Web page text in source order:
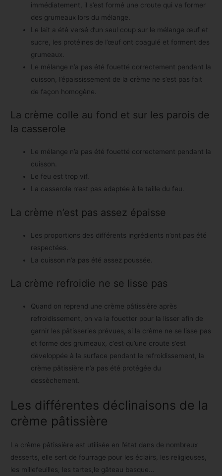
immédiatement, il s’est formé une croute qui va former
des grumeaux lors du mélange.
Le lait a été versé d’un seul coup sur le mélange œuf et
sucre, les protéines de l’œuf ont coagulé et forment des
grumeaux.
Le mélange n’a pas été fouetté correctement pendant la
cuisson, l’épaississement de la crème ne s’est pas fait
de façon homogène.
La crème colle au fond et sur les parois de
la casserole
Le mélange n’a pas été fouetté correctement pendant la
cuisson.
Le feu est trop vif.
La casserole n’est pas adaptée à la taille du feu.
La crème n’est pas assez épaisse
Les proportions des différents ingrédients n’ont pas été
respectées.
La cuisson n’a pas été assez poussée.
La crème refroidie ne se lisse pas
Quand on reprend une crème pâtissière après
refroidissement, on va la fouetter pour la lisser afin de
garnir les pâtisseries prévues, si la crème ne se lisse pas
et forme des grumeaux, c’est qu’une croute s’est
développée à la surface pendant le refroidissement, la
crème pâtissière n’a pas été protégée du
dessèchement.
Les différentes déclinaisons de la
crème pâtissière
La crème pâtissière est utilisée en l’état dans de nombreux
desserts, elle sert de fourrage pour les éclairs, les religieuses,
les millefeuilles, les tartes,le gâteau basque…